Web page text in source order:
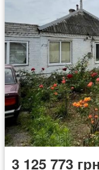
3 125 773 грн